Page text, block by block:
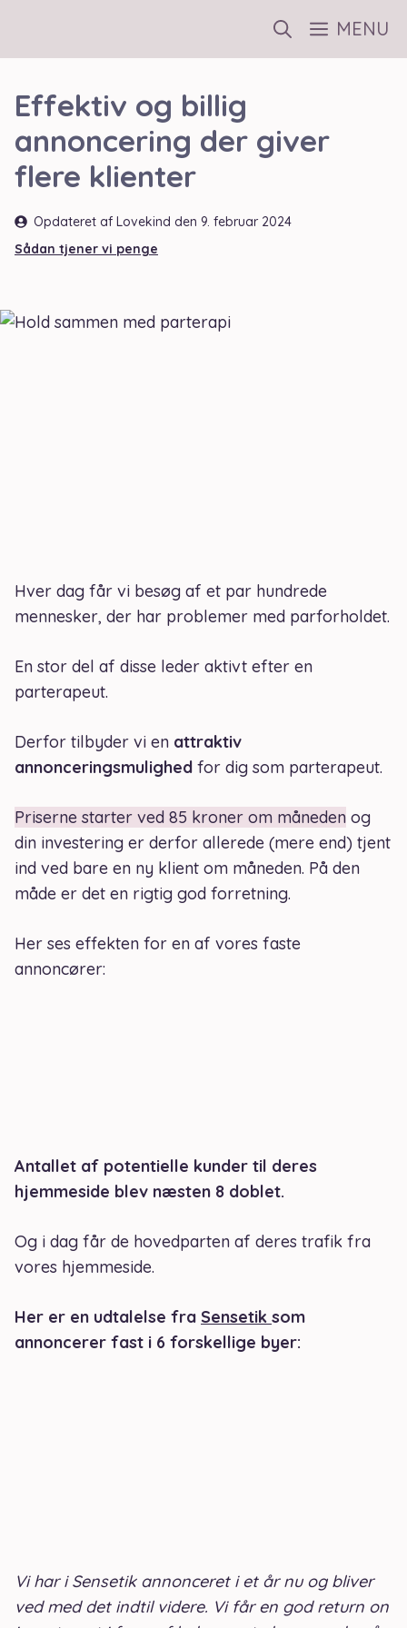
indhold
MENU
Effektiv og billig
annoncering der giver
flere klienter
Opdateret af Lovekind den 9. februar 2024
Sådan tjener vi penge
Hver dag får vi besøg af et par hundrede
mennesker, der har problemer med parforholdet.
En stor del af disse leder aktivt efter en
parterapeut.
Derfor tilbyder vi en attraktiv
annonceringsmulighed for dig som parterapeut.
Priserne starter ved 85 kroner om måneden og
din investering er derfor allerede (mere end) tjent
ind ved bare en ny klient om måneden. På den
måde er det en rigtig god forretning.
Her ses effekten for en af vores faste
annoncører:
Antallet af potentielle kunder til deres
hjemmeside blev næsten 8 doblet.
Og i dag får de hovedparten af deres trafik fra
vores hjemmeside.
Her er en udtalelse fra Sensetik som
annoncerer fast i 6 forskellige byer:
Vi har i Sensetik annonceret i et år nu og bliver
ved med det indtil videre. Vi får en god return on